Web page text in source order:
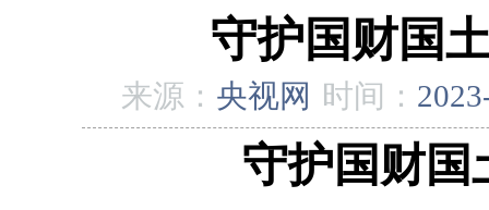
守护国财国
来源： 央视网 时间：
守护国财国